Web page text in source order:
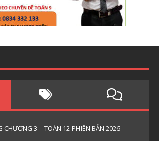
CHƯƠNG 3 – TOÁN 12-PHIÊN BẢN 2026-